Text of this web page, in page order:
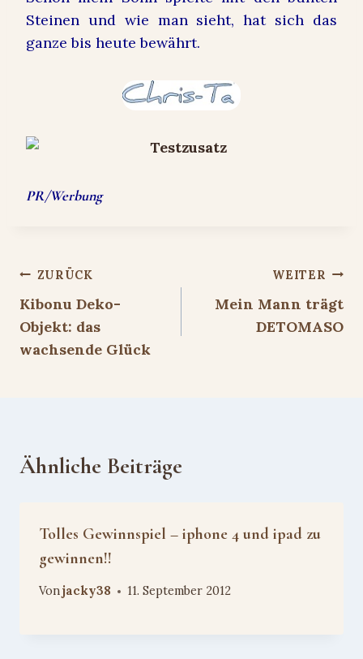
Steinen und wie man sieht, hat sich das
ganze bis heute bewährt.
PR/Werbung
Beitragsnavigation
ZURÜCK
Kibonu Deko-
Objekt: das
wachsende Glück
WEITER
Mein Mann trägt
DETOMASO
Ähnliche Beiträge
Tolles Gewinnspiel – iphone 4 und ipad zu
gewinnen!!
Vonjacky38 11. September 2012